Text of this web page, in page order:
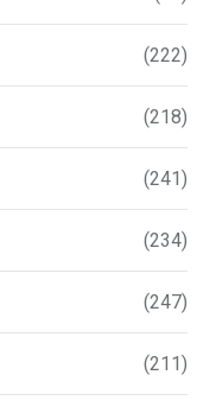
(222)
(218)
(241)
(234)
(247)
(211)